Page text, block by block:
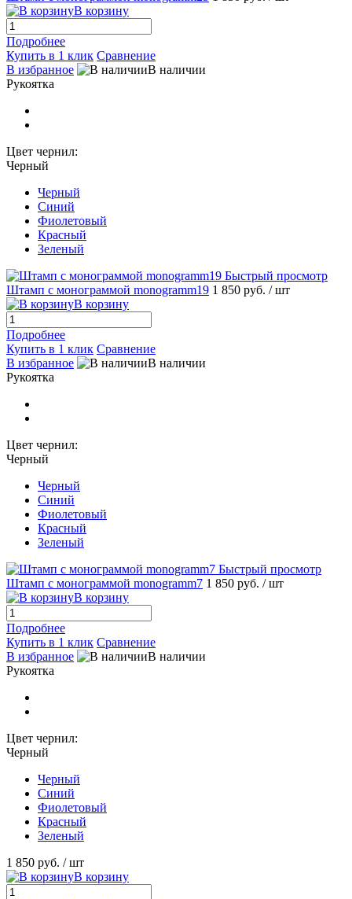
В корзину
Подробнее
Купить в 1 клик Сравнение
В избранное
В наличии
Рукоятка
Цвет чернил:
Черный
Черный
Синий
Фиолетовый
Красный
Зеленый
Быстрый просмотр
Штамп с монограммой monogramm19 1 850 руб. / шт
В корзину
Подробнее
Купить в 1 клик Сравнение
В избранное
В наличии
Рукоятка
Цвет чернил:
Черный
Черный
Синий
Фиолетовый
Красный
Зеленый
Быстрый просмотр
Штамп с монограммой monogramm7 1 850 руб. / шт
В корзину
Подробнее
Купить в 1 клик Сравнение
В избранное
В наличии
Рукоятка
Цвет чернил:
Черный
Черный
Синий
Фиолетовый
Красный
Зеленый
1 850 руб. / шт
В корзину